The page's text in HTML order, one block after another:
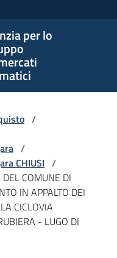
per lo
/
/
CHIUSI /
COMUNE DI
IN APPALTO DEI
CICLOVIA
- LUGO DI